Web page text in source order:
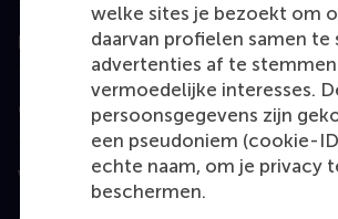
welke sites je bezoekt om
daarvan profielen samen te
advertenties af te
vermoedelijke interesses.
persoonsgegevens zijn
een pseudoniem (cookie-
echte naam, om je privacy
beschermen.
Information for
Contact
Volg ons